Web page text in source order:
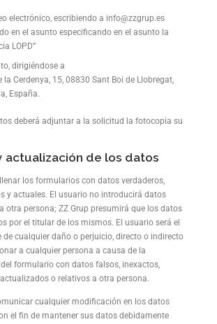
electrónico, escribiendo a info@zzgrup.es
en el asunto especificando en el asunto la
LOPD”
dirigiéndose a
la Cerdenya, 15, 08830 Sant Boi de Llobregat,
España.
deberá adjuntar a la solicitud la fotocopia su
actualización de los datos
los formularios con datos verdaderos,
y actuales. El usuario no introducirá datos
otra persona; ZZ Grup presumirá que los datos
por el titular de los mismos. El usuario será el
de cualquier daño o perjuicio, directo o indirecto
a cualquier persona a causa de la
formulario con datos falsos, inexactos,
o relativos a otra persona.
cualquier modificación en los datos
el fin de mantener sus datos debidamente